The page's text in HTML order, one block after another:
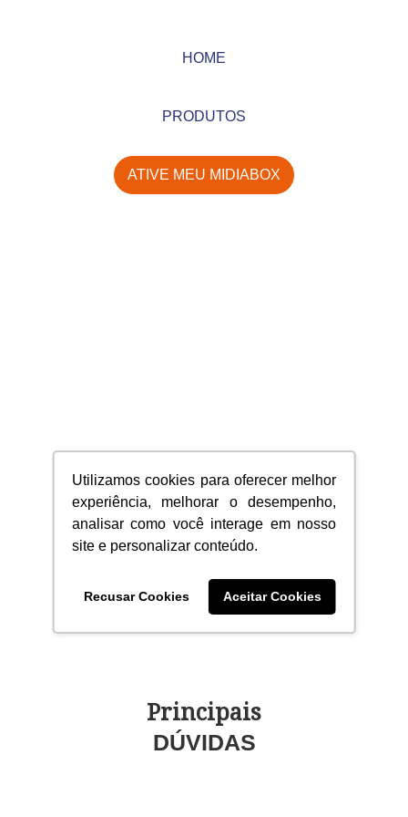
Utilizamos cookies para oferecer melhor
experiência, melhorar o desempenho,
analisar como você interage em nosso
site e personalizar conteúdo.
Recusar Cookies Aceitar Cookies
HOME
PRODUTOS
ATIVE MEU MIDIABOX
Manuais e
DOWNLOADS
Lista de
CANAIS
Principais
DÚVIDAS